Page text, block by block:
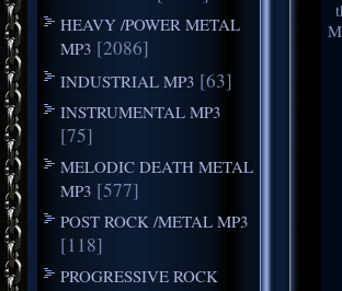
HEAVY /POWER METAL
MP3 [2086]
INDUSTRIAL MP3 [63]
INSTRUMENTAL MP3
[75]
MELODIC DEATH METAL
MP3 [577]
POST ROCK /METAL MP3
[118]
PROGRESSIVE ROCK